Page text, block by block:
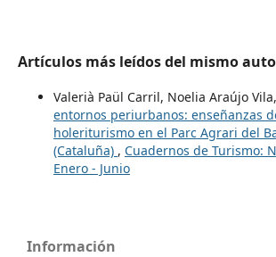
Artículos más leídos del mismo
Valerià Paül Carril, Noelia Araújo Vila,
entornos periurbanos: enseñanzas
holeriturismo en el Parc Agrari del
(Cataluña) , Cuadernos de Turismo:
Enero - Junio
Información